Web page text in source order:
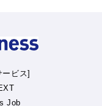
ービス]
Job